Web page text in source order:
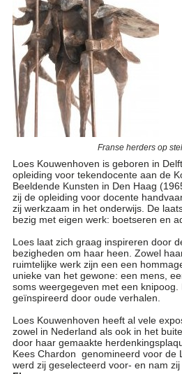
Franse herders op
Loes Kouwenhoven is geboren in
opleiding voor tekendocente aan de
Beeldende Kunsten in Den Haag
zij de opleiding voor docente
zij werkzaam in het onderwijs. De
bezig met eigen werk: boetseren en
Loes laat zich graag inspireren door
bezigheden om haar heen. Zowel
ruimtelijke werk zijn een een
unieke van het gewone: een mens,
soms weergegeven met een knipoog.
geïnspireerd door oude verhalen.
Loes Kouwenhoven heeft al vele
zowel in Nederland als ook in het
door haar gemaakte
Kees Chardon genomineerd voor de
werd zij geselecteerd voor- en nam